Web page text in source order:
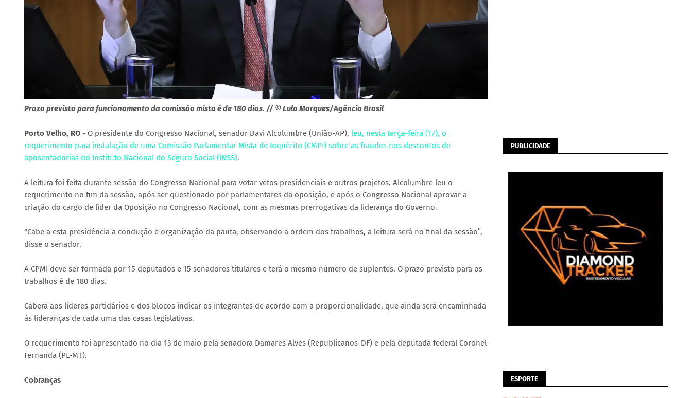
Prazo previsto para funcionamento da comissão mista é de 180 dias. // © Lula Marques/Agência Brasil
Porto Velho, RO - O presidente do Congresso Nacional, senador Davi Alcolumbre (União-AP), leu, nesta terça-feira (17), o
requerimento para instalação de uma Comissão Parlamentar Mista de Inquérito (CMPI) sobre as fraudes nos descontos de
aposentadorias do Instituto Nacional do Seguro Social (INSS).
A leitura foi feita durante sessão do Congresso Nacional para votar vetos presidenciais e outros projetos. Alcolumbre leu o
requerimento no fim da sessão, após ser questionado por parlamentares da oposição, e após o Congresso Nacional aprovar a
criação do cargo de líder da Oposição no Congresso Nacional, com as mesmas prerrogativas da liderança do Governo.
“Cabe a esta presidência a condução e organização da pauta, observando a ordem dos trabalhos, a leitura será no final da sessão”,
disse o senador.
A CPMI deve ser formada por 15 deputados e 15 senadores titulares e terá o mesmo número de suplentes. O prazo previsto para os
trabalhos é de 180 dias.
Caberá aos líderes partidários e dos blocos indicar os integrantes de acordo com a proporcionalidade, que ainda será encaminhada
às lideranças de cada uma das casas legislativas.
O requerimento foi apresentado no dia 13 de maio pela senadora Damares Alves (Republicanos-DF) e pela deputada federal Coronel
Fernanda (PL-MT).
Cobranças
PUBLICIDADE
ESPORTE